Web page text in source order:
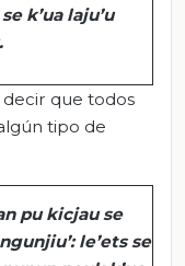
k’ua laju’u
.
decir que todos
tipo de
pu kicjause
ngunjiu’:le’etsse